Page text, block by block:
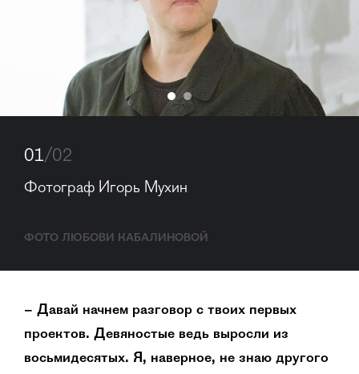
01/02
Фотограф Игорь Мухин
ФОТО ЛЮБОВИ КАБАЛИНОВОЙ
– Давай начнем разговор с твоих первых
проектов. Девяностые ведь выросли из
восьмидесятых. Я, наверное, не знаю другого